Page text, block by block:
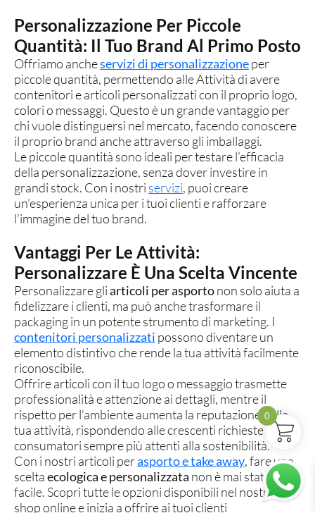
Personalizzazione Per Piccole
Quantità: Il Tuo Brand Al Primo Posto
Offriamo ancheservizi di personalizzazioneper
piccole quantità, permettendo alle Attività di avere
contenitori e articoli personalizzati con il proprio logo,
colori o messaggi. Questo è un grande vantaggio per
chi vuole distinguersi nel mercato, facendo conoscere
il proprio brand anche attraverso gli imballaggi.
Le piccole quantità sono ideali per testare l’efficacia
della personalizzazione, senza dover investire in
grandi stock. Con i nostri servizi, puoi creare
un’esperienza unica per i tuoi clienti e rafforzare
l’immagine del tuo brand.
Vantaggi Per Le Attività:
Personalizzare È Una Scelta Vincente
Personalizzare gliarticoli per asportonon solo aiuta a
fidelizzare i clienti, ma può anche trasformare il
packaging in un potente strumento di marketing. I
contenitori personalizzati possono diventare un
elemento distintivo che rende la tua attività facilmente
riconoscibile.
Offrire articoli con il tuo logo o messaggio trasmette
professionalità e attenzione ai dettagli, mentre il
rispetto per l’ambiente aumenta la reputazione della
tua attività, rispondendo alle crescenti richieste di
consumatori sempre più attenti alla sostenibilità.
Con i nostri articoli perasporto e take away, fare una
sceltaecologica e personalizzata non è mai stato così
facile. Scopri tutte le opzioni disponibili nel nostro
shop online e inizia a offrire ai tuoi clienti
0